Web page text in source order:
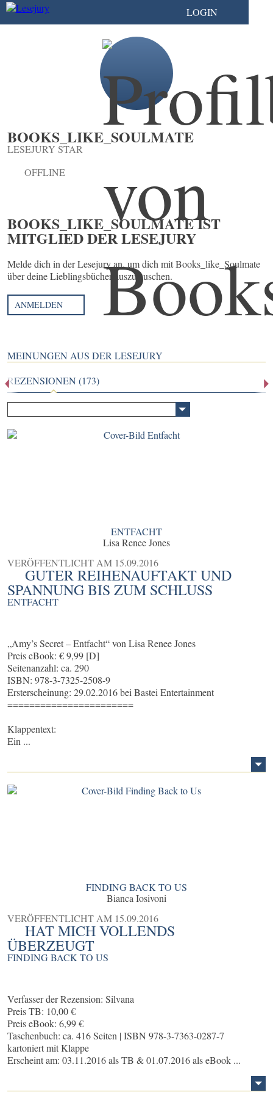
LOGIN
BOOKS_LIKE_SOULMATE
LESEJURY STAR
OFFLINE
BOOKS_LIKE_SOULMATE IST
MITGLIED DER LESEJURY
Melde dich in der Lesejury an, um dich mit Books_like_Soulmate
über deine Lieblingsbücher auszutauschen.
ANMELDEN
MEINUNGEN AUS DER LESEJURY
REZENSIONEN (173)
ENTFACHT
Lisa Renee Jones
VERÖFFENTLICHT AM 15.09.2016
GUTER REIHENAUFTAKT UND
SPANNUNG BIS ZUM SCHLUSS
ENTFACHT
„Amy’s Secret – Entfacht“ von Lisa Renee Jones
Preis eBook: € 9,99 [D]
Seitenanzahl: ca. 290
ISBN: 978-3-7325-2508-9
Ersterscheinung: 29.02.2016 bei Bastei Entertainment
=======================
Klappentext:
Ein ...
FINDING BACK TO US
Bianca Iosivoni
VERÖFFENTLICHT AM 15.09.2016
HAT MICH VOLLENDS
ÜBERZEUGT
FINDING BACK TO US
Verfasser der Rezension: Silvana
Preis TB: 10,00 €
Preis eBook: 6,99 €
Taschenbuch: ca. 416 Seiten | ISBN 978-3-7363-0287-7
kartoniert mit Klappe
Erscheint am: 03.11.2016 als TB & 01.07.2016 als eBook ...